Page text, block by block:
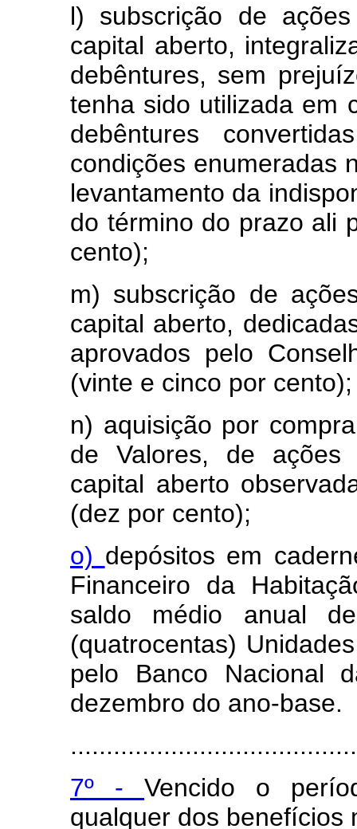
l) subscrição de
capital aberto,
debêntures, sem
tenha sido utilizada em
debêntures
condições enumeradas
levantamento da
do término do prazo ali
cento);
m) subscrição de
capital aberto,
aprovados pelo
(vinte e cinco por cento);
n) aquisição por
de Valores, de ações
capital aberto
(dez por cento);
o) depósitos em
Financeiro da
saldo médio anual
(quatrocentas)
pelo Banco Nacional
dezembro do ano-base.
7º - Vencido o
qualquer dos